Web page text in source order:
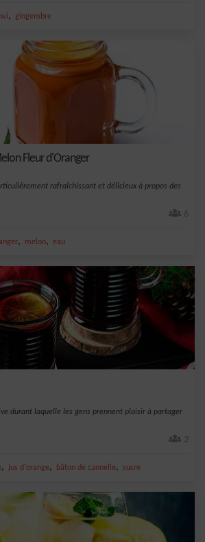
, gingembre
Fleur d'Oranger
rafraîchissant et délicieux à propos des
6
, melon, eau
durant laquelle les gens prennent plaisir à partager
2
, jus d'orange, bâton de cannelle, sucre